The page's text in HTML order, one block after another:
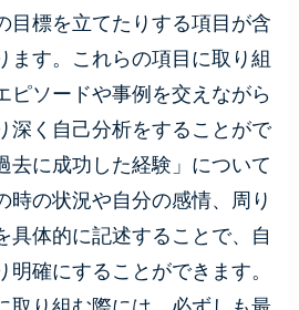
目標を立てたりする項目が含
ます。これらの項目に取り組
ピソードや事例を交えながら
深く自己分析をすることがで
去に成功した経験」について
時の状況や自分の感情、周り
具体的に記述することで、自
確にすることができます。